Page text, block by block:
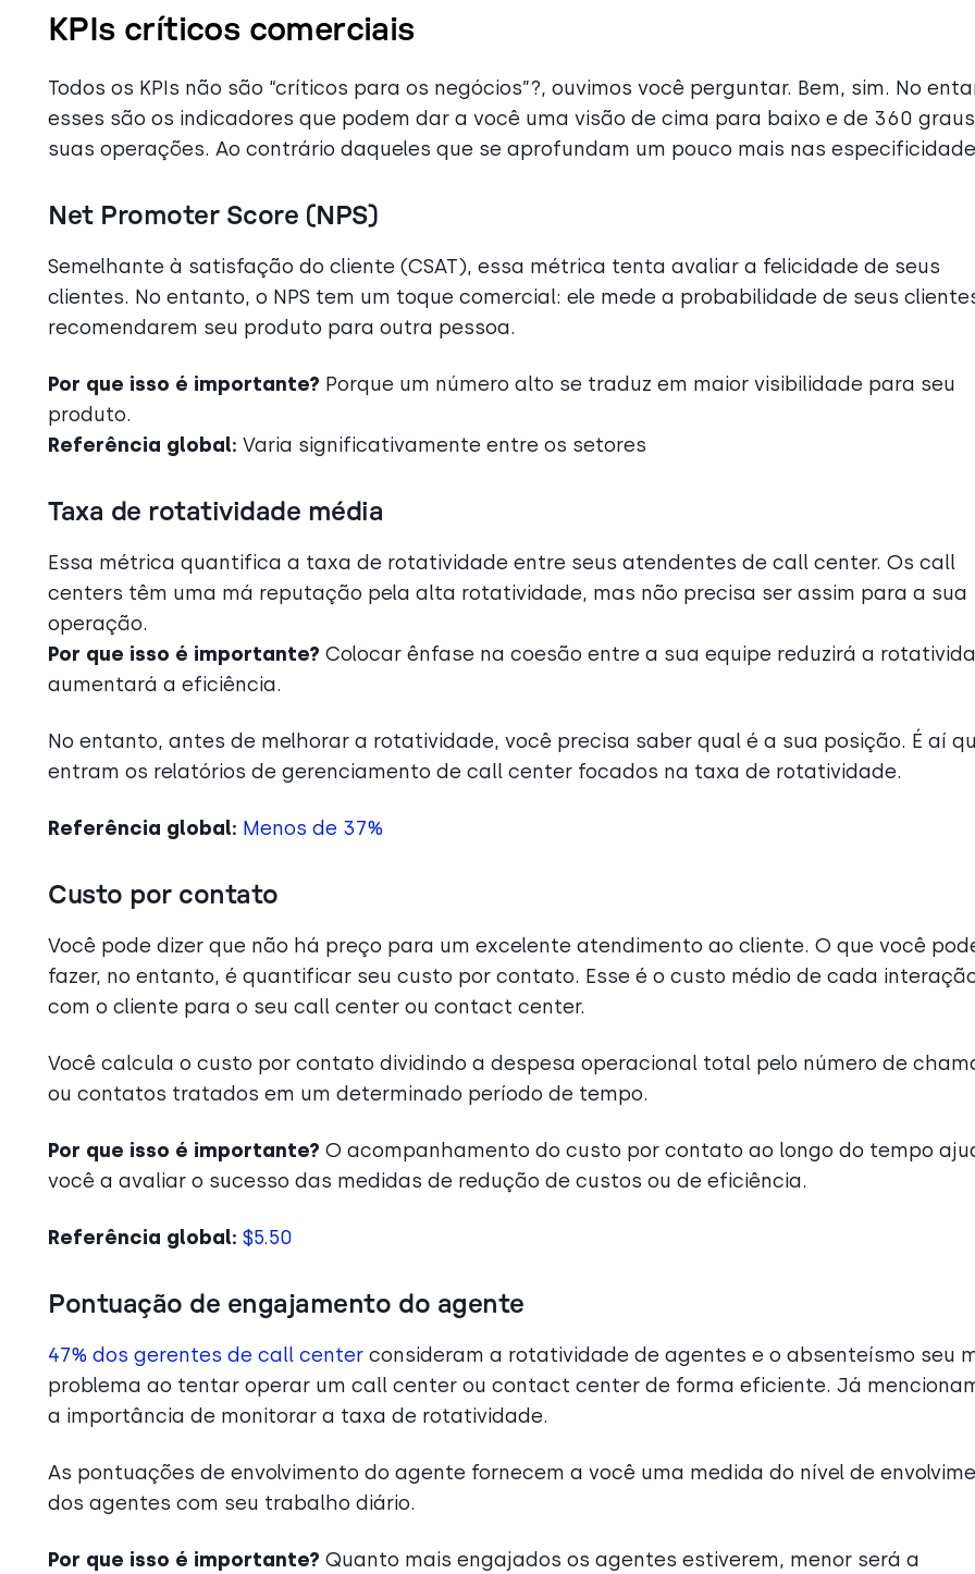
KPIs críticos comerciais
Todos os KPIs não são “críticos para os negócios”?, ouvimos você perguntar. Bem, sim. No
esses são os indicadores que podem dar a você uma visão de cima para baixo e de 360
suas operações. Ao contrário daqueles que se aprofundam um pouco mais nas
Net Promoter Score (NPS)
Semelhante à satisfação do cliente (CSAT), essa métrica tenta avaliar a felicidade de seus
clientes. No entanto, o NPS tem um toque comercial: ele mede a probabilidade de seus
recomendarem seu produto para outra pessoa.
Por que isso é importante? Porque um número alto se traduz em maior visibilidade para seu
produto.
Referência global: Varia significativamente entre os setores
Taxa de rotatividade média
Essa métrica quantifica a taxa de rotatividade entre seus atendentes de call center. Os call
centers têm uma má reputação pela alta rotatividade, mas não precisa ser assim para a sua
operação.
Por que isso é importante? Colocar ênfase na coesão entre a sua equipe reduzirá a
aumentará a eficiência.
No entanto, antes de melhorar a rotatividade, você precisa saber qual é a sua posição. É aí
entram os relatórios de gerenciamento de call center focados na taxa de rotatividade.
Referência global: Menos de 37%
Custo por contato
Você pode dizer que não há preço para um excelente atendimento ao cliente. O que você
fazer, no entanto, é quantificar seu custo por contato. Esse é o custo médio de cada
com o cliente para o seu call center ou contact center.
Você calcula o custo por contato dividindo a despesa operacional total pelo número de
ou contatos tratados em um determinado período de tempo.
Por que isso é importante? O acompanhamento do custo por contato ao longo do tempo
você a avaliar o sucesso das medidas de redução de custos ou de eficiência.
Referência global: $5.50
Pontuação de engajamento do agente
47% dos gerentes de call center consideram a rotatividade de agentes e o absenteísmo seu
problema ao tentar operar um call center ou contact center de forma eficiente. Já
a importância de monitorar a taxa de rotatividade.
As pontuações de envolvimento do agente fornecem a você uma medida do nível de
dos agentes com seu trabalho diário.
Por que isso é importante? Quanto mais engajados os agentes estiverem, menor será a